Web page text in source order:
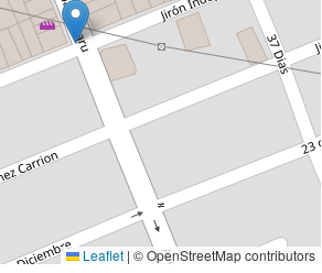
Leaflet | © OpenStreetMap contributors